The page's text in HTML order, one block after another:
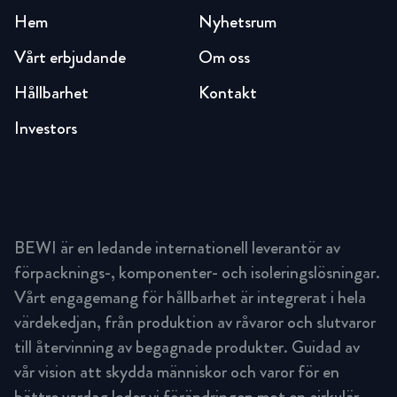
Hem
Vårt erbjudande
Hållbarhet
Investors
Nyhetsrum
Om oss
Kontakt
BEWI är en ledande internationell leverantör av
förpacknings-, komponenter- och isoleringslösningar.
Vårt engagemang för hållbarhet är integrerat i hela
värdekedjan, från produktion av råvaror och slutvaror
till återvinning av begagnade produkter. Guidad av
vår vision att skydda människor och varor för en